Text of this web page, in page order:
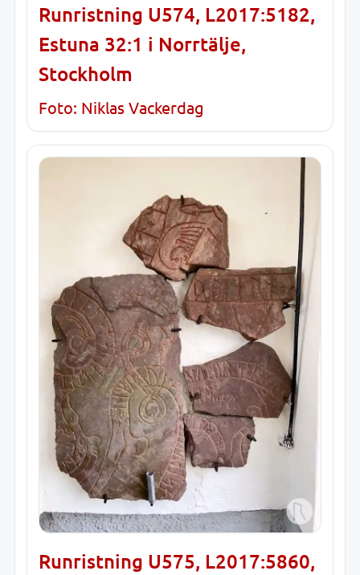
Runristning U574, L2017:5182,
Estuna 32:1 i Norrtälje,
Stockholm
Foto: Niklas Vackerdag
Runristning U575, L2017:5860,